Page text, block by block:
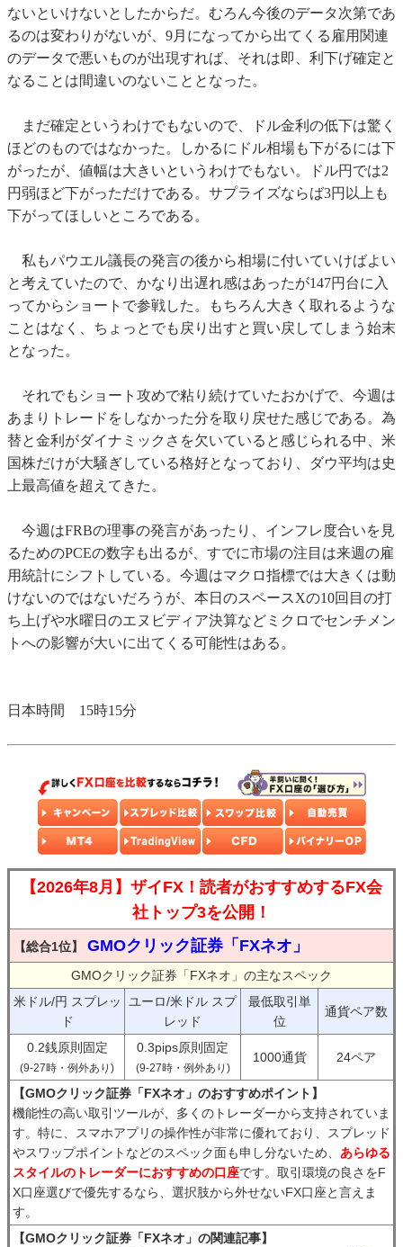
ないといけないとしたからだ。むろん今後のデータ次第であ
るのは変わりがないが、9月になってから出てくる雇用関連
のデータで悪いものが出現すれば、それは即、利下げ確定と
なることは間違いのないこととなった。
まだ確定というわけでもないので、ドル金利の低下は驚く
ほどのものではなかった。しかるにドル相場も下がるには下
がったが、値幅は大きいというわけでもない。ドル円では2
円弱ほど下がっただけである。サプライズならば3円以上も
下がってほしいところである。
私もパウエル議長の発言の後から相場に付いていけばよい
と考えていたので、かなり出遅れ感はあったが147円台に入
ってからショートで参戦した。もちろん大きく取れるような
ことはなく、ちょっとでも戻り出すと買い戻してしまう始末
となった。
それでもショート攻めで粘り続けていたおかげで、今週は
あまりトレードをしなかった分を取り戻せた感じである。為
替と金利がダイナミックさを欠いていると感じられる中、米
国株だけが大騒ぎしている格好となっており、ダウ平均は史
上最高値を超えてきた。
今週はFRBの理事の発言があったり、インフレ度合いを見
るためのPCEの数字も出るが、すでに市場の注目は来週の雇
用統計にシフトしている。今週はマクロ指標では大きくは動
けないのではないだろうが、本日のスペースXの10回目の打
ち上げや水曜日のエヌビディア決算などミクロでセンチメン
トへの影響が大いに出てくる可能性はある。
日本時間 15時15分
【2026年8月】ザイFX！読者がおすすめするFX会
社トップ3を公開！
【総合1位】 GMOクリック証券「FXネオ」
GMOクリック証券「FXネオ」の主なスペック
米ドル/円 スプレッ
ド
ユーロ/米ドル スプ
レッド
最低取引単
位
通貨ペア数
0.2銭原則固定
(9-27時・例外あり)
0.3pips原則固定
(9-27時・例外あり)
1000通貨 24ペア
【GMOクリック証券「FXネオ」のおすすめポイント】
機能性の高い取引ツールが、多くのトレーダーから支持されていま
す。特に、スマホアプリの操作性が非常に優れており、スプレッド
やスワップポイントなどのスペック面も申し分ないため、 あらゆる
スタイルのトレーダーにおすすめの口座です。取引環境の良さをF
X口座選びで優先するなら、選択肢から外せないFX口座と言えま
す。
【GMOクリック証券「FXネオ」の関連記事】